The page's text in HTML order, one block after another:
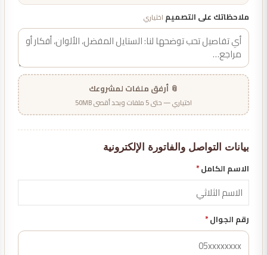
ملاحظاتك على التصميم اختياري
📎 أرفق ملفات لمشروعك
اختياري — حتى 5 ملفات وبحد أقصى 50MB
بيانات التواصل والفاتورة الإلكترونية
الاسم الكامل*
رقم الجوال*